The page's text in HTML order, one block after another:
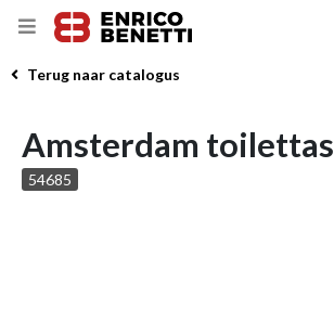
Terug naar catalogus
Amsterdam toilettas
54685